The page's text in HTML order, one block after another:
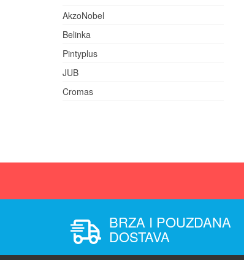
AkzoNobel
Belinka
Pintyplus
JUB
Cromas
BRZA I POUZDANA
DOSTAVA